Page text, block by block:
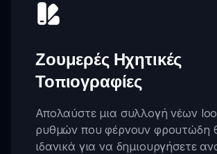
Ζουμερές Ηχητικές
Τοπιογραφίες
Απολαύστε μια συλλογή νέων
ρυθμών που φέρνουν φρουτώδη
ιδανικά για να δημιουργήσετε